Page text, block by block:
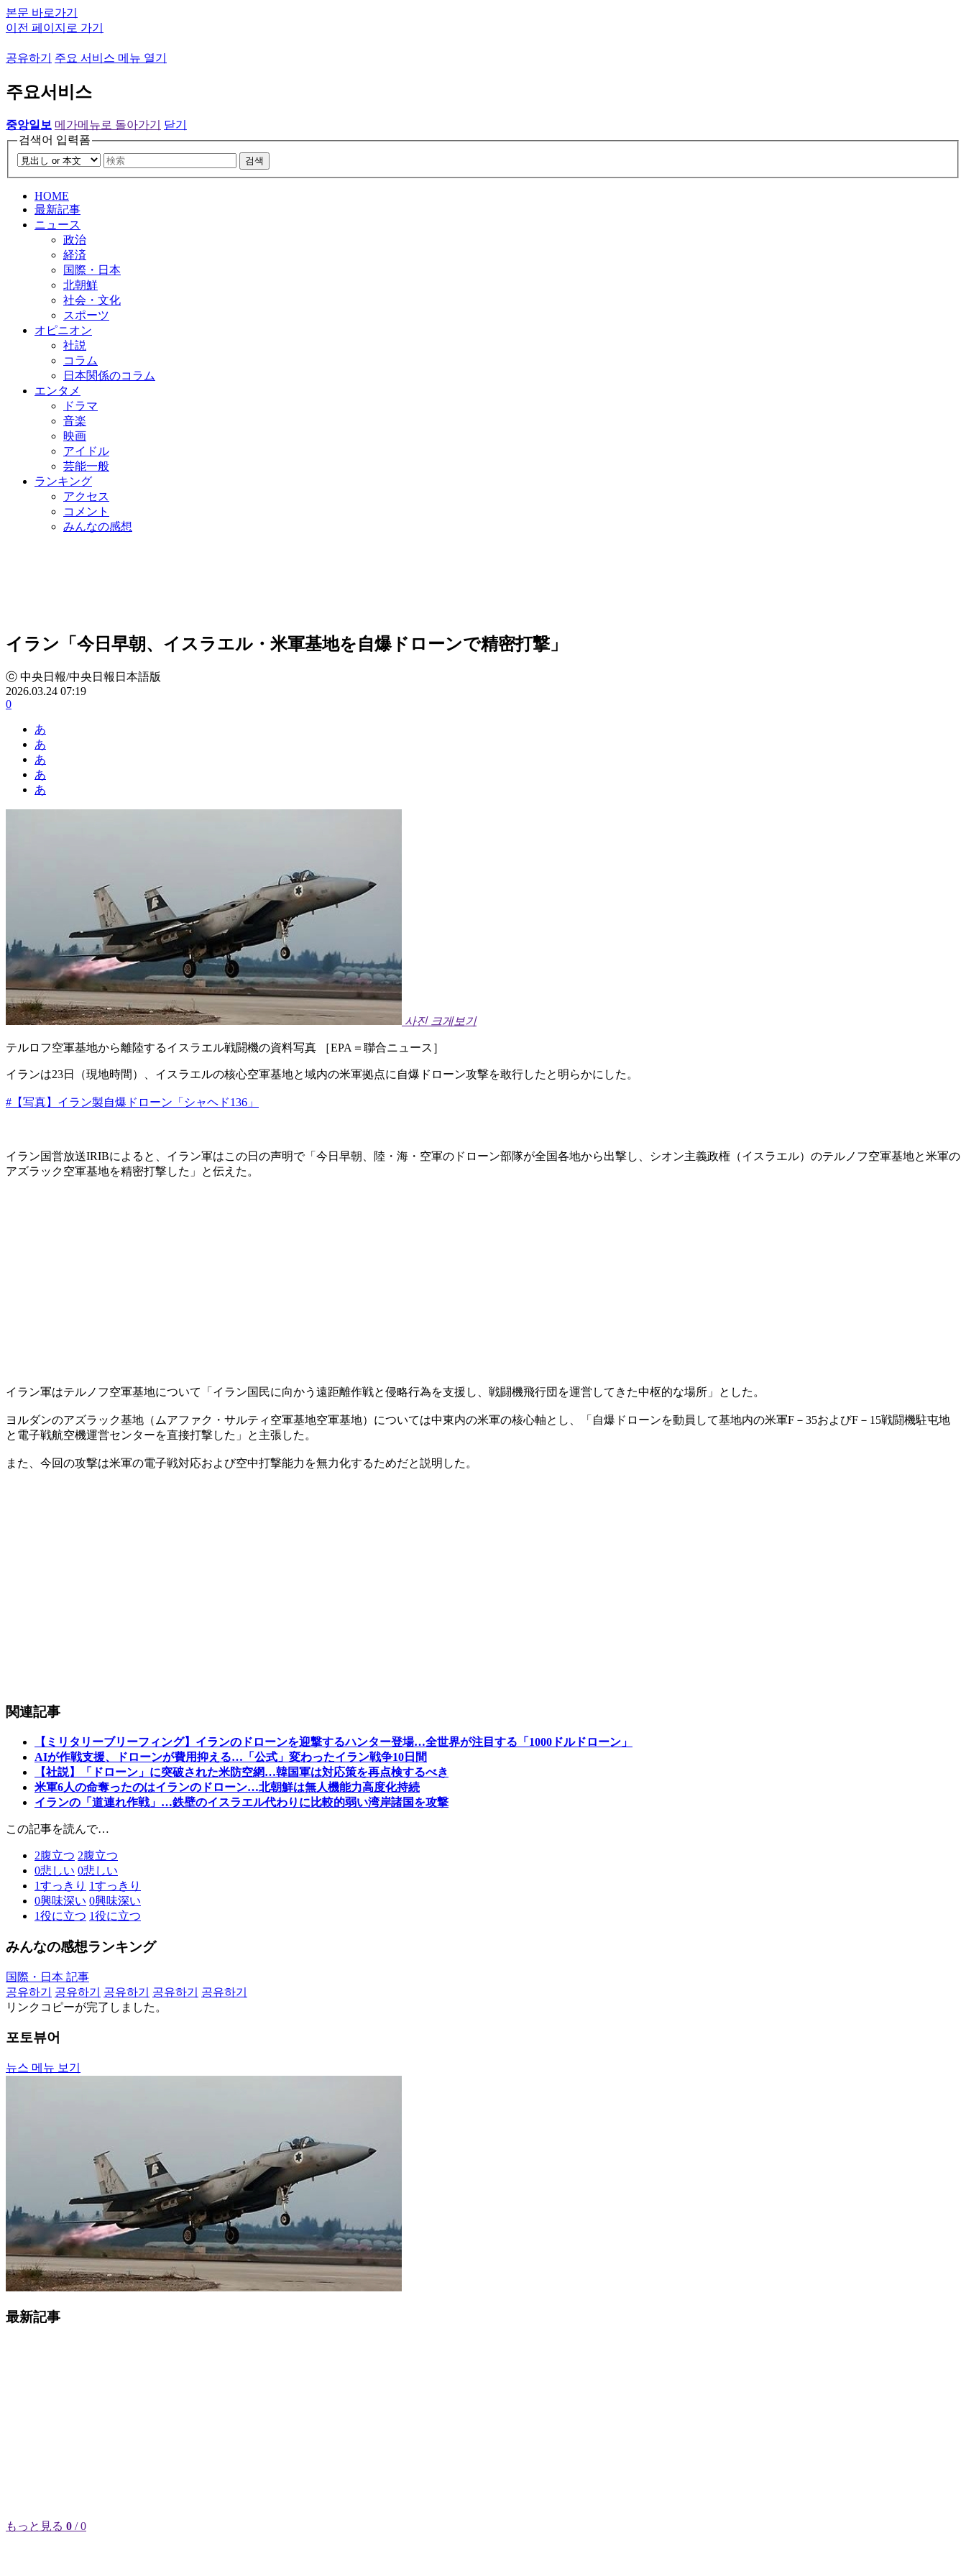
본문 바로가기
이전 페이지로 가기
공유하기 주요 서비스 메뉴 열기
주요서비스
중앙일보 메가메뉴로 돌아가기
닫기
검색어 입력폼
검색
HOME
最新記事
ニュース
政治
経済
国際・日本
北朝鮮
社会・文化
スポーツ
オピニオン
社説
コラム
日本関係のコラム
エンタメ
ドラマ
音楽
映画
アイドル
芸能一般
ランキング
アクセス
コメント
みんなの感想
イラン「今日早朝、イスラエル・米軍基地を自爆ドローンで精密打撃」
ⓒ 中央日報/中央日報日本語版
2026.03.24 07:19
0
あ
あ
あ
あ
あ
사진 크게보기
テルロフ空軍基地から離陸するイスラエル戦闘機の資料写真 ［EPA＝聯合ニュース］
イランは23日（現地時間）、イスラエルの核心空軍基地と域内の米軍拠点に自爆ドローン攻撃を敢行したと明らかにした。
#【写真】イラン製自爆ドローン「シャヘド136」
イラン国営放送IRIBによると、イラン軍はこの日の声明で「今日早朝、陸・海・空軍のドローン部隊が全国各地から出撃し、シオン主義政権（イスラエル）のテルノフ空軍基地と米軍の
アズラック空軍基地を精密打撃した」と伝えた。
イラン軍はテルノフ空軍基地について「イラン国民に向かう遠距離作戦と侵略行為を支援し、戦闘機飛行団を運営してきた中枢的な場所」とした。
ヨルダンのアズラック基地（ムアファク・サルティ空軍基地空軍基地）については中東内の米軍の核心軸とし、「自爆ドローンを動員して基地内の米軍F－35およびF－15戦闘機駐屯地
と電子戦航空機運営センターを直接打撃した」と主張した。
また、今回の攻撃は米軍の電子戦対応および空中打撃能力を無力化するためだと説明した。
関連記事
【ミリタリーブリーフィング】イランのドローンを迎撃するハンター登場…全世界が注目する「1000ドルドローン」
AIが作戦支援、ドローンが費用抑える…「公式」変わったイラン戦争10日間
【社説】「ドローン」に突破された米防空網…韓国軍は対応策を再点検するべき
米軍6人の命奪ったのはイランのドローン…北朝鮮は無人機能力高度化持続
イランの「道連れ作戦」…鉄壁のイスラエル代わりに比較的弱い湾岸諸国を攻撃
この記事を読んで…
2腹立つ 2腹立つ
0悲しい 0悲しい
1すっきり 1すっきり
0興味深い 0興味深い
1役に立つ 1役に立つ
みんなの感想ランキング
国際・日本 記事
공유하기
공유하기 공유하기 공유하기
공유하기
リンクコピーが完了しました。
포토뷰어
뉴스 메뉴 보기
最新記事
もっと見る 0 / 0